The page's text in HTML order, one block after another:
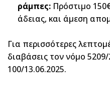
ράμπες: Πρόστιμο
άδειας, και άμεση
Για περισσότερες
διαβάσεις τον νόμο
100/13.06.2025.